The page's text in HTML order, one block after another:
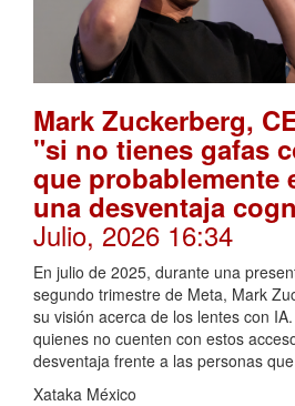
Mark Zuckerberg,
"si no tienes gafas
que probablemente
una desventaja
Julio, 2026 16:34
En julio de 2025, durante una
segundo trimestre de Meta, Mark
su visión acerca de los lentes con
quienes no cuenten con estos
desventaja frente a las personas
Xataka México